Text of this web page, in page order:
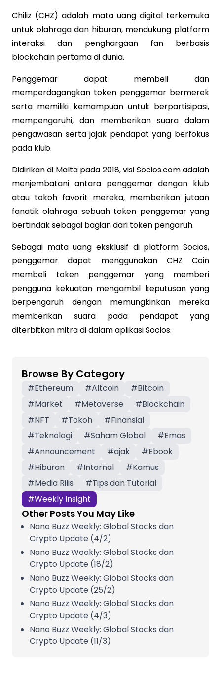
Chiliz (CHZ) adalah mata uang digital terkemuka
untuk olahraga dan hiburan, mendukung platform
interaksi dan penghargaan fan berbasis
blockchain pertama di dunia.
Penggemar dapat membeli dan
memperdagangkan token penggemar bermerek
serta memiliki kemampuan untuk berpartisipasi,
mempengaruhi, dan memberikan suara dalam
pengawasan serta jajak pendapat yang berfokus
pada klub.
Didirikan di Malta pada 2018, visi Socios.com adalah
menjembatani antara penggemar dengan klub
atau tokoh favorit mereka, memberikan jutaan
fanatik olahraga sebuah token penggemar yang
bertindak sebagai bagian dari token pengaruh.
Sebagai mata uang eksklusif di platform Socios,
penggemar dapat menggunakan CHZ Coin
membeli token penggemar yang memberi
pengguna kekuatan mengambil keputusan yang
berpengaruh dengan memungkinkan mereka
memberikan suara pada pendapat yang
diterbitkan mitra di dalam aplikasi Socios.
Browse By Category
#Ethereum #Altcoin #Bitcoin
#Market #Metaverse #Blockchain
#NFT #Tokoh #Finansial
#Teknologi #Saham Global #Emas
#Announcement #ajak #Ebook
#Hiburan #Internal #Kamus
#Media Rilis #Tips dan Tutorial
#Weekly Insight
Other Posts You May Like
Nano Buzz Weekly: Global Stocks dan
Crypto Update (4/2)
Nano Buzz Weekly: Global Stocks dan
Crypto Update (18/2)
Nano Buzz Weekly: Global Stocks dan
Crypto Update (25/2)
Nano Buzz Weekly: Global Stocks dan
Crypto Update (4/3)
Nano Buzz Weekly: Global Stocks dan
Crypto Update (11/3)